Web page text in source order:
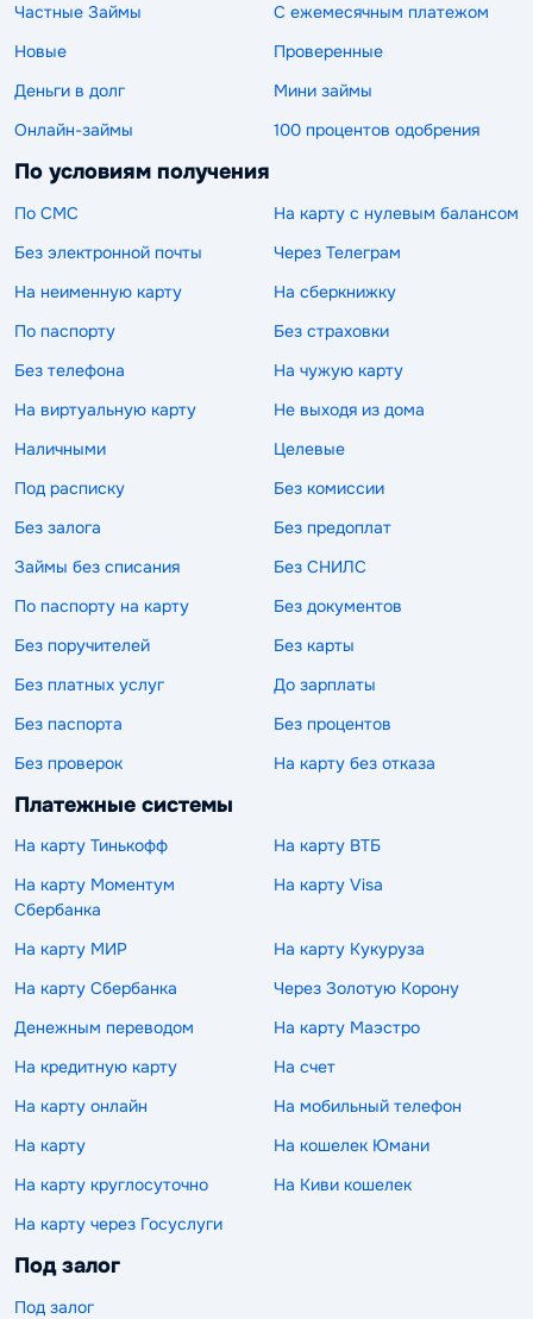
Частные Займы
С ежемесячным платежом
Новые
Проверенные
Деньги в долг
Мини займы
Онлайн-займы
100 процентов одобрения
По условиям получения
По СМС
На карту с нулевым балансом
Без электронной почты
Через Телеграм
На неименную карту
На сберкнижку
По паспорту
Без страховки
Без телефона
На чужую карту
На виртуальную карту
Не выходя из дома
Наличными
Целевые
Под расписку
Без комиссии
Без залога
Без предоплат
Займы без списания
Без СНИЛС
По паспорту на карту
Без документов
Без поручителей
Без карты
Без платных услуг
До зарплаты
Без паспорта
Без процентов
Без проверок
На карту без отказа
Платежные системы
На карту Тинькофф
На карту ВТБ
На карту Моментум
Сбербанка
На карту Visa
На карту МИР
На карту Кукуруза
На карту Сбербанка
Через Золотую Корону
Денежным переводом
На карту Маэстро
На кредитную карту
На счет
На карту онлайн
На мобильный телефон
На карту
На кошелек Юмани
На карту круглосуточно
На Киви кошелек
На карту через Госуслуги
Под залог
Под залог